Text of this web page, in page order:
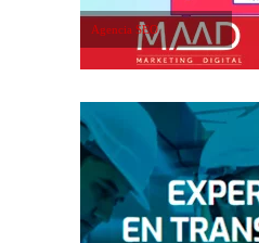
Agencia SEO